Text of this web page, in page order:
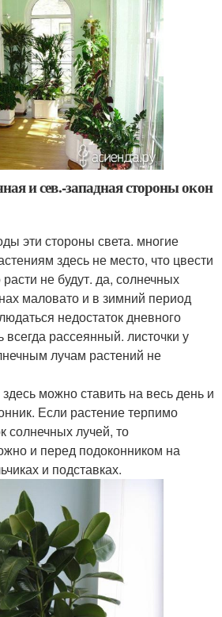
и сев.-западная стороны окон
эти стороны света. многие
здесь не место, что цвести
не будут. да, солнечных
маловато и в зимний период
недостаток дневного
всегда рассеянный. листочки у
лучам растений не
можно ставить на весь день и
Если растение терпимо
солнечных лучей, то
и перед подоконником на
и подставках.